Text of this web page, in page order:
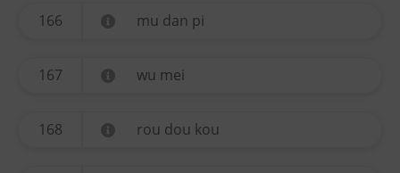
166 mu dan pi
167 wu mei
168 rou dou kou